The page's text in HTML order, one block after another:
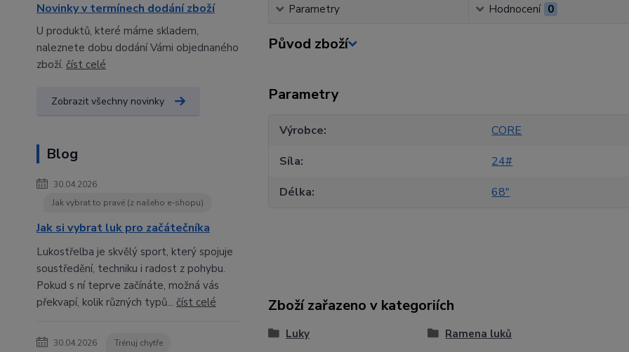
Novinky v termínech dodání zboží
U produktů, které máme skladem,
naleznete dobu dodání Vámi objednaného
zboží. číst celé
Zobrazit všechny novinky
Blog
30.04.2026
Jak vybrat to pravé (z našeho e-shopu)
Jak si vybrat luk pro začátečníka
Lukostřelba je skvělý sport, který spojuje
soustředění, techniku i radost z pohybu.
Pokud s ní teprve začínáte, možná vás
překvapí, kolik různých typů... číst celé
30.04.2026 Trénuj chytře
Parametry Hodnocení 0
Původ zboží
Parametry
Výrobce
CORE
Síla
24#
Délka
68"
Zboží zařazeno v kategoriích
Luky Ramena luků